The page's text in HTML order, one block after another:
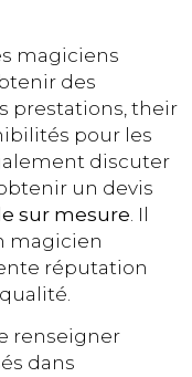
magiciens
des
prestations, their
pour les
discuter
un devis
sur mesure. Il
magicien
réputation
renseigner
dans